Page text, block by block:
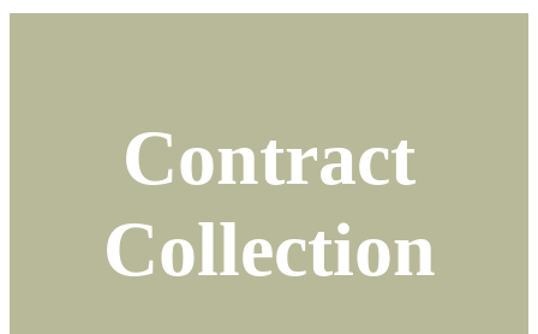
Contract
Collection